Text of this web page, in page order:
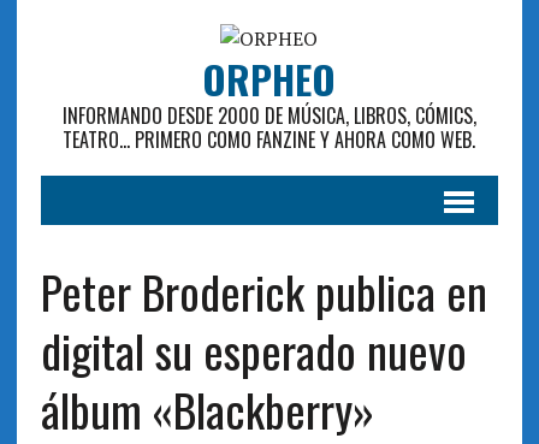
ORPHEO
INFORMANDO DESDE 2000 DE MÚSICA, LIBROS, CÓMICS,
TEATRO... PRIMERO COMO FANZINE Y AHORA COMO WEB.
Peter Broderick publica en
digital su esperado nuevo
álbum «Blackberry»